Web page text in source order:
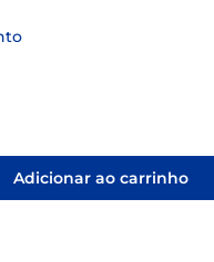
Adicionar ao carrinho